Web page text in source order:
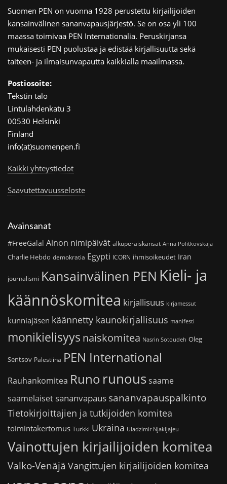
Suomen PEN on vuonna 1928 perustettu kirjailijoiden
kansainvälinen sananvapausjärjestö. Se on osa yli 100
maassa toimivaa PEN Internationalia. Peruskirjansa
mukaisesti PEN puolustaa ja edistää kirjallisuutta sekä
taiteen- ja ilmaisunvapautta kaikkialla maailmassa.
Postiosoite:
Tekstin talo
Lintulahdenkatu 3
00530 Helsinki
Finland
info(at)suomenpen.fi
Kaikki yhteystiedot
Saavutettavuusseloste
Avainsanat
#FreeGalal Ainon nimipäivät alkuperäiskansat Anna Politkovskaja
Charlie Hebdo demokratia Egypti ICORN ihmisoikeudet Iran
journalismi Kansainvälinen PEN Kieli- ja
käännöskomitea kirjallisuus kirjamessut
kunniajäsen käännetty kaunokirjallisuus manifesti
monikielisyys naiskomitea Nasrin Sotoudeh Oleg
Sentsov Palestiina PEN International
Rauhankomitea Runo runoussaame
saamelaiset sananvapaus sananvapauspalkinto
Tietokirjoittajien ja tutkijoiden komitea
toimintakertomus Turkki Ukraina Uladzimir Njakljajeu
Vainottujen kirjailijoiden komitea
Valko-Venäjä Vangittujen kirjailijoiden komitea